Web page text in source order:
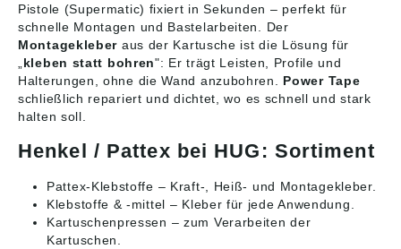
Pistole (Supermatic) fixiert in Sekunden – perfekt für
schnelle Montagen und Bastelarbeiten. Der
Montagekleber aus der Kartusche ist die Lösung für
kleben statt bohren": Er trägt Leisten, Profile und
Halterungen, ohne die Wand anzubohren. Power Tape
schließlich repariert und dichtet, wo es schnell und stark
halten soll.
Henkel / Pattex bei HUG: Sortiment
Pattex-Klebstoffe – Kraft-, Heiß- und Montagekleber.
Klebstoffe & -mittel – Kleber für jede Anwendung.
Kartuschenpressen – zum Verarbeiten der
Kartuschen.